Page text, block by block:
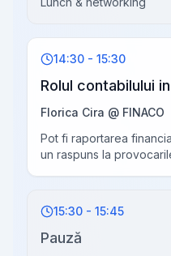
14:30 - 15:30
Rolul contabilului
Florica Cira @ FINACO
Pot fi raportarea
un raspuns la
15:30 - 15:45
Pauză